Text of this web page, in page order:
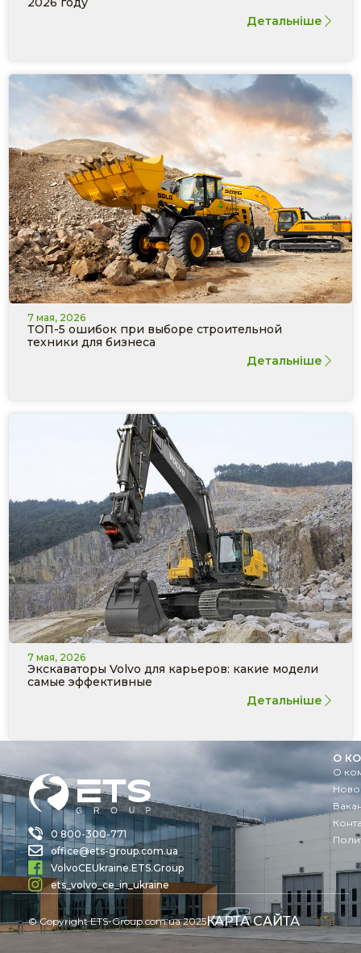
Детальніше
7 мая, 2026
ТОП-5 ошибок при выборе строительной
техники для бизнеса
Детальніше
7 мая, 2026
Экскаваторы Volvo для карьеров: какие модели
самые эффективные
Детальніше
0 800-300-771
office@ets-group.com.ua
VolvoCEUkraine.ETS.Group
ets_volvo_ce_in_ukraine
О
О
© Copyright ETS-Group.com.ua 2025КАРТА САЙТА